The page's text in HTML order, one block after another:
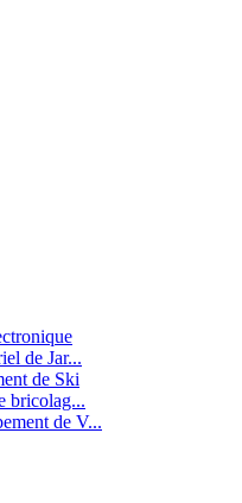
de Jar...
de Ski
bricolag...
de V...